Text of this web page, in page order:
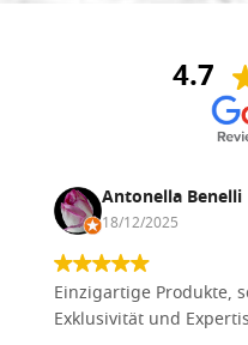
4.7
Antonella Benelli
18/12/2025
Einzigartige Produkte,
Exklusivität und